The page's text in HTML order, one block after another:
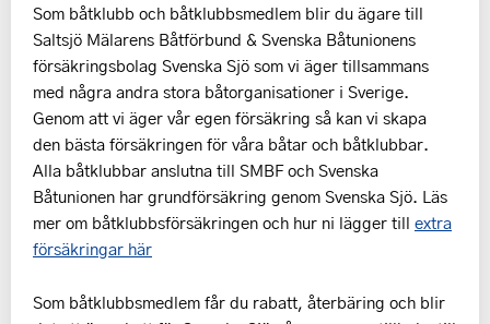
Som båtklubb och båtklubbsmedlem blir du ägare till
Saltsjö Mälarens Båtförbund & Svenska Båtunionens
försäkringsbolag Svenska Sjö som vi äger tillsammans
med några andra stora båtorganisationer i Sverige.
Genom att vi äger vår egen försäkring så kan vi skapa
den bästa försäkringen för våra båtar och båtklubbar.
Alla båtklubbar anslutna till SMBF och Svenska
Båtunionen har grundförsäkring genom Svenska Sjö. Läs
mer om båtklubbsförsäkringen och hur ni lägger till extra
försäkringar här
Som båtklubbsmedlem får du rabatt, återbäring och blir